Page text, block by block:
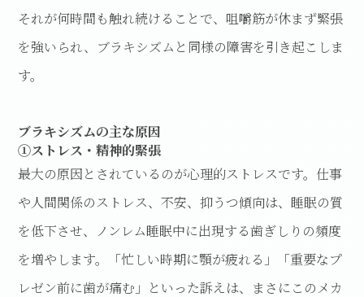
それが何時間も触れ続けることで、咀嚼筋が休まず緊張
を強いられ、ブラキシズムと同様の障害を引き起こしま
す。
ブラキシズムの主な原因
①ストレス・精神的緊張
最大の原因とされているのが心理的ストレスです。仕事
や人間関係のストレス、不安、抑うつ傾向は、睡眠の質
を低下させ、ノンレム睡眠中に出現する歯ぎしりの頻度
を増やします。「忙しい時期に顎が疲れる」「重要なプ
レゼン前に歯が痛む」といった訴えは、まさにこのメカ